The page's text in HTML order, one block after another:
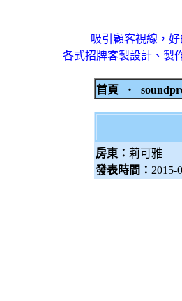
吸引顧客視線，
各式招牌客製設計、製
首頁 ‧
房東： 莉可雅
發表時間： 2015-